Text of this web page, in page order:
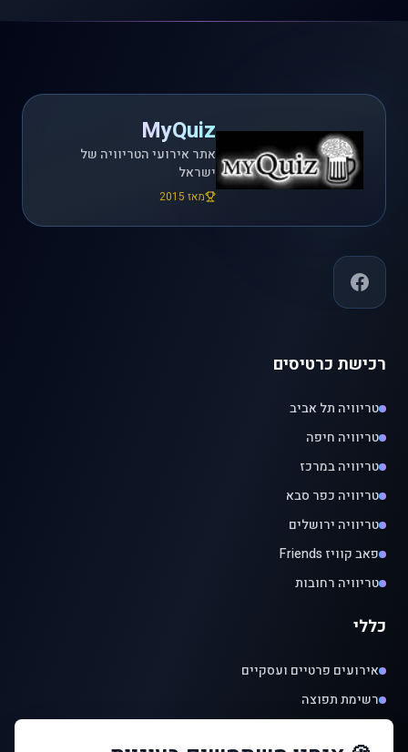
MyQuiz
אתר אירועי הטריוויה של
ישראל
מאז 2015
רכישת כרטיסים
טריוויה תל אביב
טריוויה חיפה
טריוויה במרכז
טריוויה כפר סבא
טריוויה ירושלים
פאב קוויז Friends
טריוויה רחובות
כללי
אירועים פרטיים ועסקיים
רשימת תפוצה